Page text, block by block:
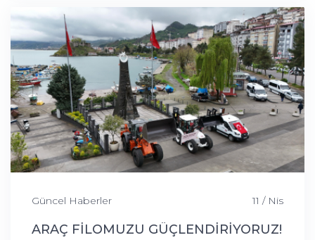
Güncel Haberler 11 / Nis
ARAÇ FİLOMUZU GÜÇLENDİRİYORUZ!